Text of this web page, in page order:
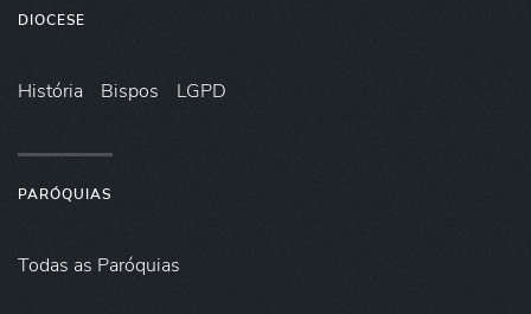
DIOCESE
História Bispos LGPD
PARÓQUIAS
Todas as Paróquias